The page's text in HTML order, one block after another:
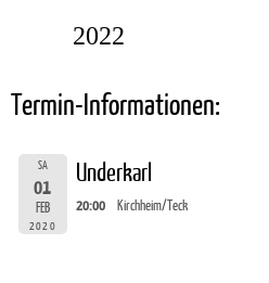
2022
Termin-Informationen:
SA
01
FEB
2020
Underkarl
20:00 Kirchheim/Teck